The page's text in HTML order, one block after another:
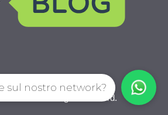
© 2026. All right reserverd.
sul nostro network?